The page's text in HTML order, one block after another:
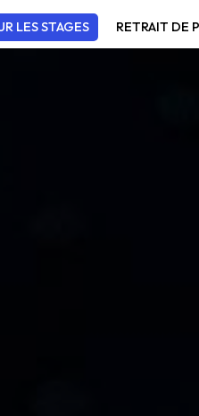
LES STAGES RETRAIT DE